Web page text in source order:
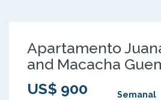
Apartamento
and Macacha
US$ 900
Semanal